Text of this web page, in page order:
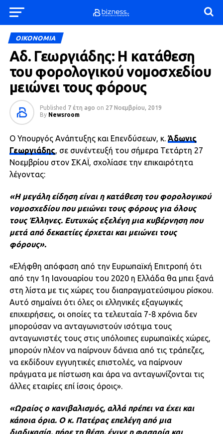
ΟΙΚΟΝΟΜΙΑ
Αδ. Γεωργιάδης: Η κατάθεση
του φορολογικού νομοσχεδίου
μειώνει τους φόρους
Published 7 έτη ago on 27 Νοεμβρίου, 2019
By Newsroom
Ο Υπουργός Ανάπτυξης και Επενδύσεων, κ. Άδωνις
Γεωργιάδης, σε συνέντευξή του σήμερα Τετάρτη 27
Νοεμβρίου στον ΣΚΑΪ, σχολίασε την επικαιρότητα
λέγοντας:
«Η μεγάλη είδηση είναι η κατάθεση του φορολογικού
νομοσχεδίου που μειώνει τους φόρους για όλους
τους Έλληνες. Ευτυχώς εξελέγη μια κυβέρνηση που
μετά από δεκαετίες έρχεται και μειώνει τους
φόρους».
«Ελήφθη απόφαση από την Ευρωπαϊκή Επιτροπή ότι
από την 1η Ιανουαρίου του 2020 η Ελλάδα θα μπει ξανά
στη λίστα με τις χώρες του διαπραγματεύσιμου ρίσκου.
Αυτό σημαίνει ότι όλες οι ελληνικές εξαγωγικές
επιχειρήσεις, οι οποίες τα τελευταία 7-8 χρόνια δεν
μπορούσαν να ανταγωνιστούν ισότιμα τους
ανταγωνιστές τους στις υπόλοιπες ευρωπαϊκές χώρες,
μπορούν πλέον να παίρνουν δάνεια από τις τράπεζες,
να εκδίδουν εγγυητικές επιστολές, να παίρνουν
πράγματα με πίστωση και άρα να ανταγωνίζονται τις
άλλες εταιρίες επί ίσοις όροις».
«Ωραίος ο κανιβαλισμός, αλλά πρέπει να έχει και
κάποια όρια. Ο κ. Πατέρας επελέγη από μια
διαδικασία, πήρε τη θέση, έγινε η φασαρία και